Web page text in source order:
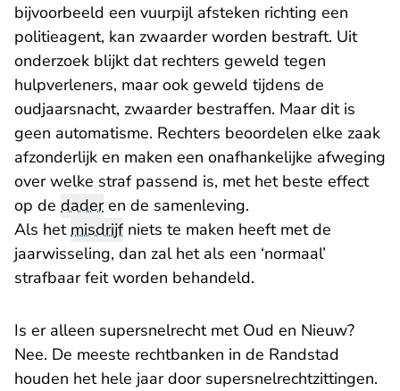
bijvoorbeeld een vuurpijl afsteken richting een
politieagent, kan zwaarder worden bestraft. Uit
onderzoek blijkt dat rechters geweld tegen
hulpverleners, maar ook geweld tijdens de
oudjaarsnacht, zwaarder bestraffen. Maar dit is
geen automatisme. Rechters beoordelen elke zaak
afzonderlijk en maken een onafhankelijke afweging
over welke straf passend is, met het beste effect
op de daderen de samenleving.
Als hetmisdrijfniets te maken heeft met de
jaarwisseling, dan zal het als een ‘normaal’
strafbaar feit worden behandeld.
Is er alleen supersnelrecht met Oud en Nieuw?
Nee. De meeste rechtbanken in de Randstad
houden het hele jaar door supersnelrechtzittingen.